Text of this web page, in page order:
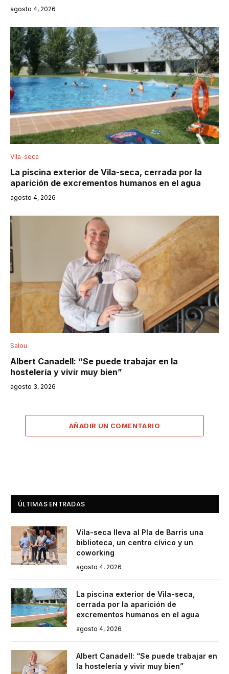
agosto 4, 2026
Vila-seca
La piscina exterior de Vila-seca, cerrada por la
aparición de excrementos humanos en el agua
agosto 4, 2026
Salou
Albert Canadell: “Se puede trabajar en la
hostelería y vivir muy bien”
agosto 3, 2026
AÑADIR UN COMENTARIO
ÚLTIMAS ENTRADAS
Vila-seca lleva al Pla de Barris una
biblioteca, un centro cívico y un
coworking
agosto 4, 2026
La piscina exterior de Vila-seca,
cerrada por la aparición de
excrementos humanos en el agua
agosto 4, 2026
Albert Canadell: “Se puede trabajar en
la hostelería y vivir muy bien”